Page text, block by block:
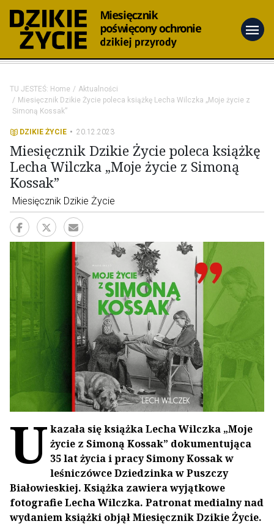
menu
TU JESTEŚ: Home
Aktualności
Miesięcznik Dzikie Życie poleca książkę Lecha Wilczka „Moje życie z
Simoną Kossak”
DZIKIE ŻYCIE 20.12.2023
Miesięcznik Dzikie Życie poleca książkę
Lecha Wilczka „Moje życie z Simoną
Kossak”
Miesięcznik Dzikie Życie
U kazała się książka Lecha Wilczka „Moje
życie z Simoną Kossak” dokumentująca
35 lat życia i pracy Simony Kossak w
leśniczówce Dziedzinka w Puszczy
Białowieskiej. Książka zawiera wyjątkowe
fotografie Lecha Wilczka. Patronat medialny nad
wydaniem książki objął Miesięcznik Dzikie Życie.